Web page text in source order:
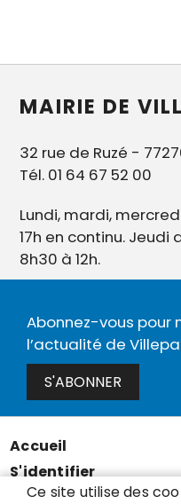
MAIRIE DE
32 rue de Ruzé -
Tél. 01 64 67 52 00
Lundi, mardi,
17h en continu. Jeudi
8h30 à 12h.
Abonnez-vous pour
l’actualité de
S'ABONNER
Menu
Pied
Accueil
S'identifier
Mentions légales
Ce site utilise des